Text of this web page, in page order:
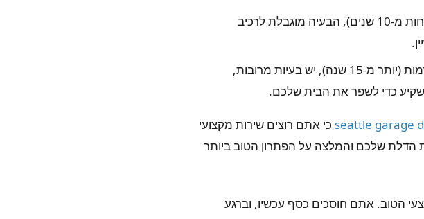
הדלת צעירה יחסית (פחות מ-10 שנים), הבעיה מוגבלת לרכיב
הדלת בשנים מתקדמות (יותר מ-15 שנה), יש בעיות מרובות,
כדי לשפר את הבית שלכם.
seattle garage כי אתם רוצים שירות מקצועי
הדלת שלכם והמלצה על הפתרון הטוב ביותר
הטוב. אתם חוסכים כסף עכשיו, וברגע